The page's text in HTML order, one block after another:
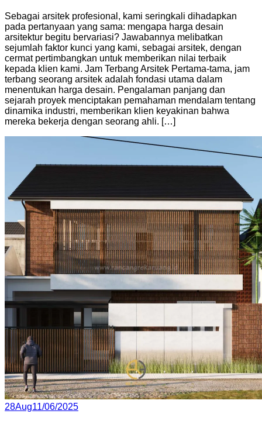
Sebagai arsitek profesional, kami seringkali dihadapkan
pada pertanyaan yang sama: mengapa harga desain
arsitektur begitu bervariasi? Jawabannya melibatkan
sejumlah faktor kunci yang kami, sebagai arsitek, dengan
cermat pertimbangkan untuk memberikan nilai terbaik
kepada klien kami. Jam Terbang Arsitek Pertama-tama, jam
terbang seorang arsitek adalah fondasi utama dalam
menentukan harga desain. Pengalaman panjang dan
sejarah proyek menciptakan pemahaman mendalam tentang
dinamika industri, memberikan klien keyakinan bahwa
mereka bekerja dengan seorang ahli. […]
Posted
28Aug11/06/2025